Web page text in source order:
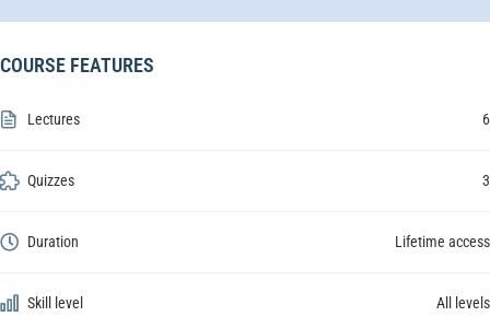
COURSE FEATURES
Lectures 6
Quizzes 3
Duration Lifetime access
Skill level All levels